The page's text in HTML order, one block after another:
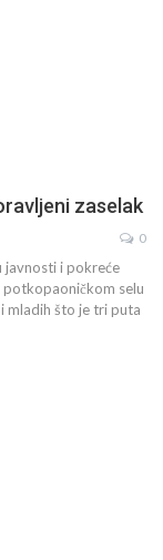
zaselak
0
javnosti i pokreće
potkopaoničkom selu
mladih što je tri puta